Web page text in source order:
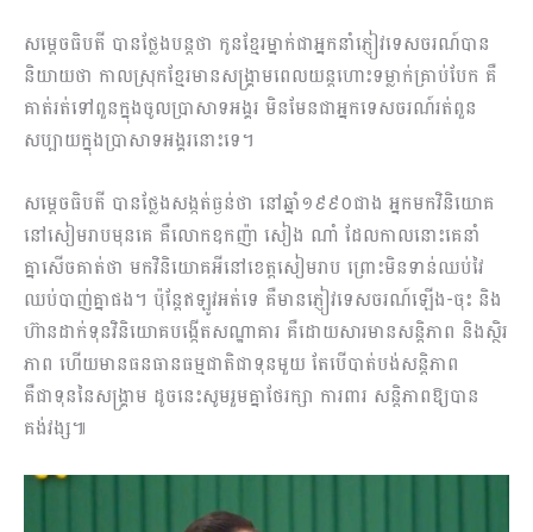
សម្តេចធិបតី បានថ្លែងបន្តថា កូនខ្មែរម្នាក់ជាអ្នកនាំភ្ញៀវទេសចរណ៍បាន
និយាយថា កាលស្រុកខ្មែរមានសង្គ្រាមពេលយន្តហោះទម្លាក់គ្រាប់បែក គឺ
គាត់រត់ទៅពួនក្នុងចូលប្រាសាទអង្គរ មិនមែនជាអ្នកទេសចរណ៍រត់ពួន
សប្បាយក្នុងប្រាសាទអង្គរនោះទេ។
សម្តេចធិបតី បានថ្លែងសង្កត់ធ្ងន់ថា នៅឆ្នាំ១៩៩០ជាង អ្នកមកវិនិយោគ
នៅសៀមរាបមុនគេ គឺលោកឧកញ៉ា សៀង ណាំ ដែលកាលនោះគេនាំ
គ្នាសើចគាត់ថា មកវិនិយោគអីនៅខេត្តសៀមរាប ព្រោះមិនទាន់ឈប់វៃ
ឈប់បាញ់គ្នាផង។ ប៉ុន្តែឥឡូវអត់ទេ គឺមានភ្ញៀវទេសចរណ៍ឡើង-ចុះ និង
ហ៊ានដាក់ទុនវិនិយោគបង្កើតសណ្ឋាគារ គឺដោយសារមានសន្តិភាព និងស្ថិរ
ភាព ហើយមានធនធានធម្មជាតិជាទុនមួយ តែបើបាត់បង់សន្តិភាព
គឺជាទុននៃសង្គ្រាម ដូចនេះសូមរួមគ្នាថែរក្សា ការពារ សន្តិភាពឱ្យបាន
គង់វង្ស៕